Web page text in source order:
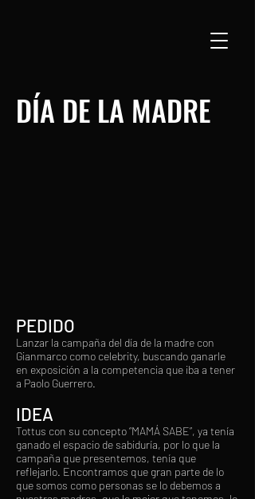
DÍA DE LA MADRE
PEDIDO
Lanzar la campaña del día de la madre con
Gianmarco como celebrity, buscando ganarle
en exposición a la competencia que iba a tener
a Paolo Guerrero.
IDEA
Tottus con su concepto “MAMÁ SABE”, ya tenía
ganado el espacio de sabiduría, por lo que la
campaña que presentemos, tenía que
reflejarlo. Encontramos que gran parte de lo
que somos como personas se lo debemos a